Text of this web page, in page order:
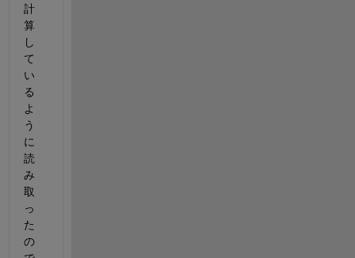
計
算
し
て
い
る
よ
う
に
読
み
取
っ
た
の